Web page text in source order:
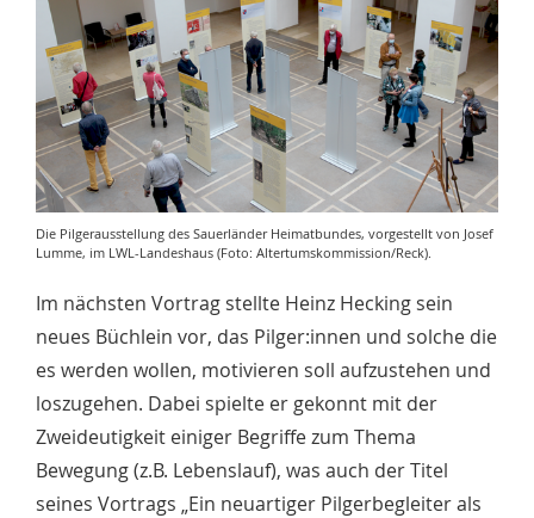
Die Pilgerausstellung des Sauerländer Heimatbundes, vorgestellt von Josef
Lumme, im LWL-Landeshaus (Foto: Altertumskommission/Reck).
Im nächsten Vortrag stellte Heinz Hecking sein
neues Büchlein vor, das Pilger:innen und solche die
es werden wollen, motivieren soll aufzustehen und
loszugehen. Dabei spielte er gekonnt mit der
Zweideutigkeit einiger Begriffe zum Thema
Bewegung (z.B. Lebenslauf), was auch der Titel
seines Vortrags „Ein neuartiger Pilgerbegleiter als